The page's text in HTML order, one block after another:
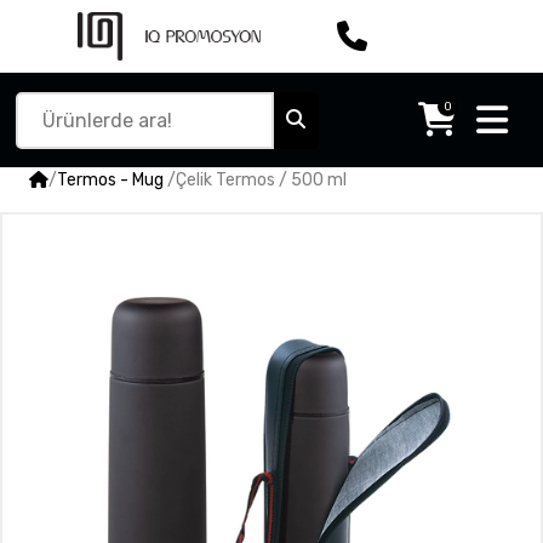
0
/Termos - Mug /Çelik Termos / 500 ml